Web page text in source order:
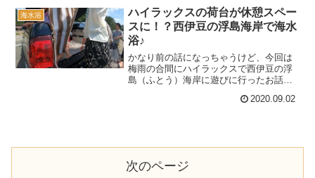
ャンプ場の一つ、道志の森。今回で訪れ
るのは6回目なんだけど...
海水浴
ハイラックスの荷台が休憩スペー
スに！？西伊豆の浮島海岸で海水
浴♪
かなり前の話になっちゃうけど、今回は
梅雨の合間にハイラックスで西伊豆の浮
島（ふとう）海岸に遊びに行ったお話。
く、荷台を休憩スペースとして使いつ
2020.09.02
次のページ